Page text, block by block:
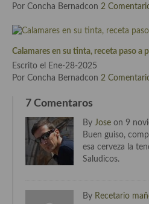
Cocina Andaluza
Cocina Aragonesa
Cocina Asturiana
Cocina Balear
Cocina Canaria
Cocina Castellana
Cocina Castilla – La Mancha
Cocina Extremeña
Por Concha Bernadcon 2
Calamares en su tinta, receta paso a
Escrito el Ene-28-2025
Por Concha Bernadcon 2
7 Comentaros
By Jose on 9
Buen guiso,
esa cerveza la
Saludicos.
By Recetario